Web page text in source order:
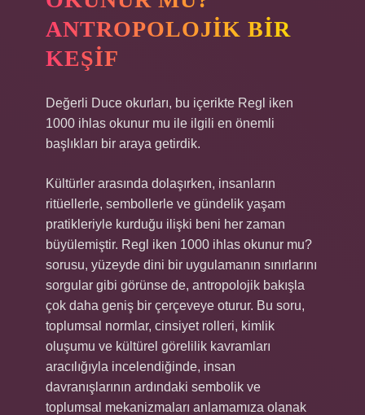
ANTROPOLOJIK BIR
KEŞIF
Değerli Duce okurları, bu içerikte Regl iken
1000 ihlas okunur mu ile ilgili en önemli
başlıkları bir araya getirdik.
Kültürler arasında dolaşırken, insanların
ritüellerle, sembollerle ve gündelik yaşam
pratikleriyle kurduğu ilişki beni her zaman
büyülemiştir. Regl iken 1000 ihlas okunur mu?
sorusu, yüzeyde dini bir uygulamanın sınırlarını
sorgular gibi görünse de, antropolojik bakışla
çok daha geniş bir çerçeveye oturur. Bu soru,
toplumsal normlar, cinsiyet rolleri, kimlik
oluşumu ve kültürel görelilik kavramları
aracılığıyla incelendiğinde, insan
davranışlarının ardındaki sembolik ve
toplumsal mekanizmaları anlamamıza olanak